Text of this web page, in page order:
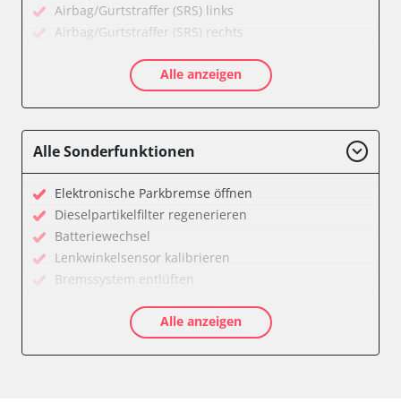
Airbag/Gurtstraffer (SRS) links
Airbag/Gurtstraffer (SRS) rechts
Aktivlenkung
Anhängersteuergerät
Bedieneinheit Mittelkonsole
Bordcomputer
CD-Wechsler
Command
Dachbedieneinheit (DBE)
Dämpfungssystem hinten links
Dämpfungssystem hinten rechts
Dämpfungssystem vorne links
Dämpfungssystem vorne rechts
Alle anzeigen
Alle Sonderfunktionen
Elektronische Parkbremse öffnen
Dieselpartikelfilter regenerieren
Batteriewechsel
Lenkwinkelsensor kalibrieren
Bremssystem entlüften
Elektronische Parkbremse kalibrieren
Ölservicerückstellung
Alle anzeigen